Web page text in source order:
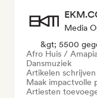
&gt; 5500
Afro Huis /
Dansmuziek
Artikelen schrijven
Maak impactvolle
Artiesten